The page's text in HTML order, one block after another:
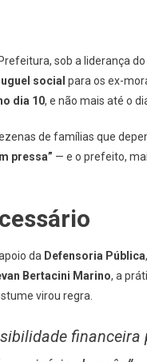
sob a liderança
social para os ex-
dia 10, e não mais até o
de famílias que
pressa” — e o prefeito,
da Defensoria Pública
Bertacini Marino, a
virou regra.